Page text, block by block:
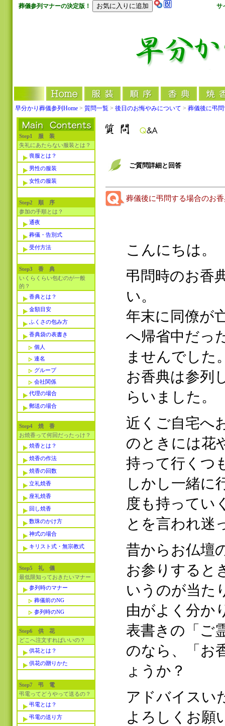
葬儀参列マナーの決定版！ サ
早分かり葬儀参列Home > 質問一覧 > 後日のお悔やみについて > 葬儀後に弔
Step1 服 装
失礼にあたらない服装とは？
喪服とは？
男性の服装
女性の服装
Step2 順 序
参加の手順とは？
通夜
葬儀・告別式
受付方法
Step3 香 典
いくらくらい包むのが一般
的？
香典とは？
金額目安
ふくさの包み方
香典袋の表書き
個人
連名
グループ
会社関係
代理の場合
郵送の場合
Step4 焼 香
お焼香って何回だったっけ？
焼香とは？
焼香の作法
焼香の回数
立礼焼香
座礼焼香
回し焼香
数珠のかけ方
神式の場合
キリスト式・無宗教式
Step5 礼 儀
最低限知っておきたいマナー
参列時のマナー
葬儀前のNG
参列時のNG
Step6 供 花
どこへ注文すればいいの？
供花とは？
供花の贈りかた
Step7 弔 電
弔電ってどうやって送るの？
弔電とは？
弔電の送り方
ご質問詳細と回答
葬儀後に弔問する場合のお
こんにちは。
弔問時のお香
い。
年末に同僚が
へ帰省中だっ
ませんでした
お香典は参列
らいました。
近くご自宅へ
のときには花
持って行くつ
しかし一緒に
度も持ってい
とを言われ迷
昔からお仏壇
お参りすると
いうのが当た
由がよく分か
表書きの「ご
のなら、「お
ょうか？
アドバイスい
よろしくお願